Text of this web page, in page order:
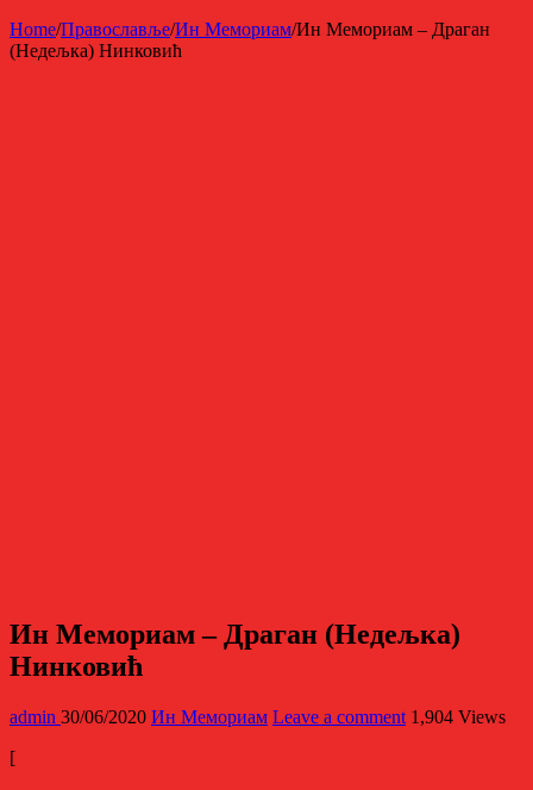
Home/Православље/Ин Мемориам/Ин Мемориам – Драган
(Недељка) Нинковић
Ин Мемориам – Драган (Недељка)
Нинковић
admin 30/06/2020 Ин Мемориам Leave a comment 1,904 Views
[